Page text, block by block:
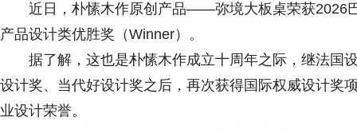
近日，朴愫木作原创产品——弥境大板桌荣获2026
产品设计类优胜奖（Winner）。
据了解，这也是朴愫木作成立十周年之际，继法国
设计奖、当代好设计奖之后，再次获得国际权威设计奖
业设计荣誉。